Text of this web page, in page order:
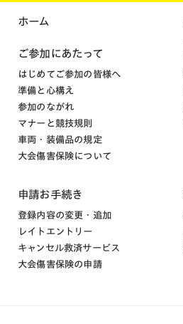
ホーム
ご参加にあたって
はじめてご参加の皆様へ
準備と心構え
参加のながれ
マナーと競技規則
車両・装備品の規定
大会傷害保険について
申請お手続き
登録内容の変更・追加
レイトエントリー
キャンセル救済サービス
大会傷害保険の申請